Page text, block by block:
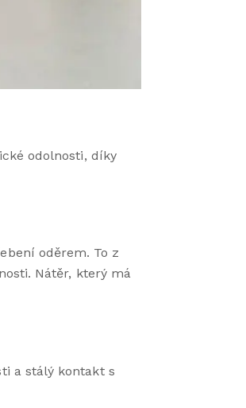
odolnosti, díky
oděrem. To z
Nátěr, který má
a stálý kontakt s